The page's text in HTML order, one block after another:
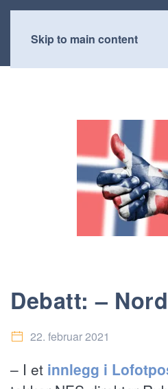
Skip to main content
Debatt: –
22. februar 2021
– I et innlegg i